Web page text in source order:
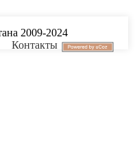
2009-2024
Контакты